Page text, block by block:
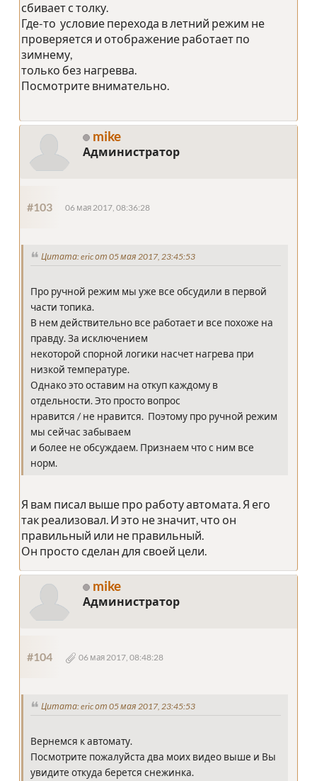
сбивает с толку.
Где-то условие перехода в летний режим не
проверяется и отображение работает по
зимнему,
только без нагревва.
Посмотрите внимательно.
mike
Администратор
#103 06 мая 2017, 08:36:28
Цитата: eric от 05 мая 2017, 23:45:53
Про ручной режим мы уже все обсудили в первой
части топика.
В нем действительно все работает и все похоже на
правду. За исключением
некоторой спорной логики насчет нагрева при
низкой температуре.
Однако это оставим на откуп каждому в
отдельности. Это просто вопрос
нравится / не нравится. Поэтому про ручной режим
мы сейчас забываем
и более не обсуждаем. Признаем что с ним все
норм.
Я вам писал выше про работу автомата. Я его
так реализовал. И это не значит, что он
правильный или не правильный.
Он просто сделан для своей цели.
mike
Администратор
#104 06 мая 2017, 08:48:28
Цитата: eric от 05 мая 2017, 23:45:53
Вернемся к автомату.
Посмотрите пожалуйста два моих видео выше и Вы
увидите откуда берется снежинка.